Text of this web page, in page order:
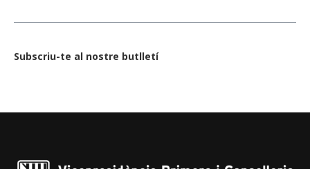
Subscriu-te al nostre butlletí